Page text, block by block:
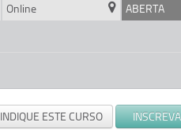
Online
ABERTA
INDIQUE ESTE CURSO